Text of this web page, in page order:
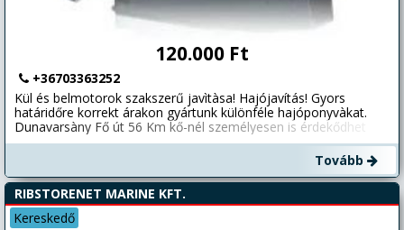
120.000 Ft
+36703363252
Kül és belmotorok szakszerű javìtàsa! Hajójavítás! Gyors
határidőre korrekt árakon gyártunk különféle hajóponyvàkat.
Dunavarsàny Fő út 56 Km kő-nél személyesen is érdekődhet
vagy a fent megadott telefonszàmon kegyen kedves.
Tovább
RIBSTORENET MARINE KFT.
Kereskedő